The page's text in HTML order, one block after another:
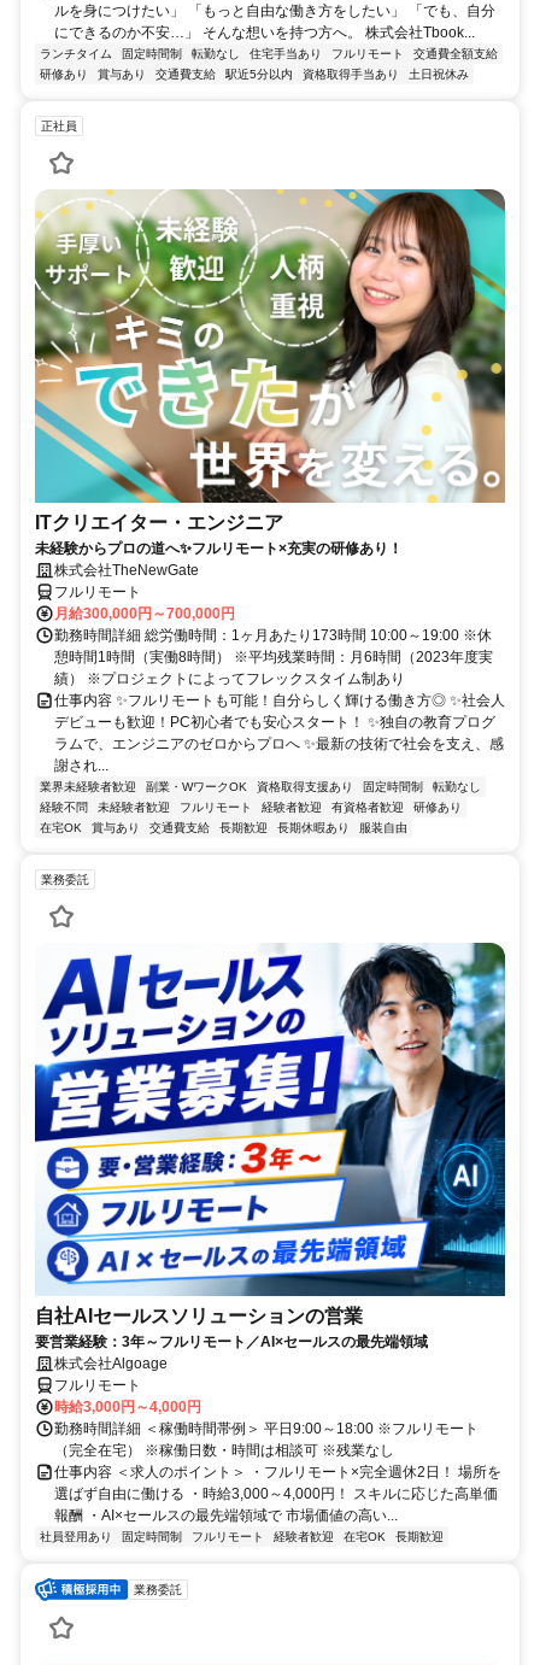
ルを身につけたい」 「もっと自由な働き方をしたい」 「でも、自分
にできるのか不安…」 そんな想いを持つ方へ。 株式会社Tbook...
ランチタイム 固定時間制 転勤なし 住宅手当あり フルリモート
交通費全額支給
研修あり
賞与あり 交通費支給 駅近5分以内 資格取得手当あり 土日祝休み
正社員
ITクリエイター・エンジニア
未経験からプロの道へ✨フルリモート×充実の研修あり！
株式会社TheNewGate
フルリモート
月給300,000円～700,000円
勤務時間詳細 総労働時間：1ヶ月あたり173時間 10:00～19:00 ※休
憩時間1時間（実働8時間） ※平均残業時間：月6時間（2023年度実
績） ※プロジェクトによってフレックスタイム制あり
仕事内容 ✨フルリモートも可能！自分らしく輝ける働き方◎ ✨社会人
デビューも歓迎！PC初心者でも安心スタート！ ✨独自の教育プログ
ラムで、エンジニアのゼロからプロへ ✨最新の技術で社会を支え、感
謝され...
業界未経験者歓迎 副業・WワークOK 資格取得支援あり 固定時間制
転勤なし
経験不問
未経験者歓迎 フルリモート 経験者歓迎 有資格者歓迎
研修あり
在宅OK
賞与あり 交通費支給 長期歓迎 長期休暇あり 服装自由
業務委託
自社AIセールスソリューションの営業
要営業経験：3年～フルリモート／AI×セールスの最先端領域
株式会社Algoage
フルリモート
時給3,000円～4,000円
勤務時間詳細 ＜稼働時間帯例＞ 平日9:00～18:00 ※フルリモート
（完全在宅） ※稼働日数・時間は相談可 ※残業なし
仕事内容 ＜求人のポイント＞ ・フルリモート×完全週休2日！ 場所を
選ばず自由に働ける ・時給3,000～4,000円！ スキルに応じた高単価
報酬 ・AI×セールスの最先端領域で 市場価値の高い...
社員登用あり 固定時間制 フルリモート 経験者歓迎 在宅OK 長期歓迎
業務委託